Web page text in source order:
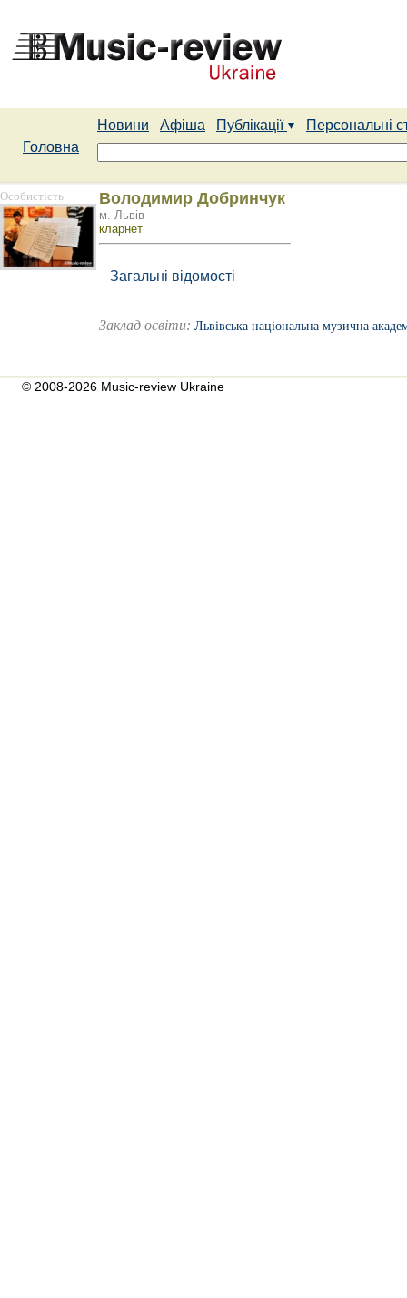
Новини Афіша Публікації
Персональні
Головна
Особистість Володимир Добринчук
м. Львів
кларнет
Загальні відомості
Заклад освіти: Львівська національна музична
© 2008-2026 Music-review Ukraine